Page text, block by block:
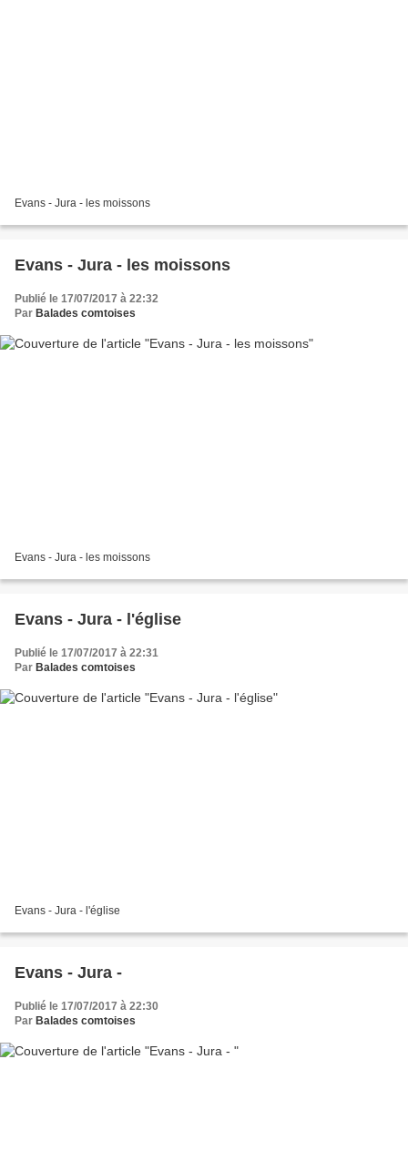
Evans - Jura - les moissons
Evans - Jura - les moissons
Publié le 17/07/2017 à 22:32
Par Balades comtoises
Evans - Jura - les moissons
Evans - Jura - l'église
Publié le 17/07/2017 à 22:31
Par Balades comtoises
Evans - Jura - l'église
Evans - Jura -
Publié le 17/07/2017 à 22:30
Par Balades comtoises